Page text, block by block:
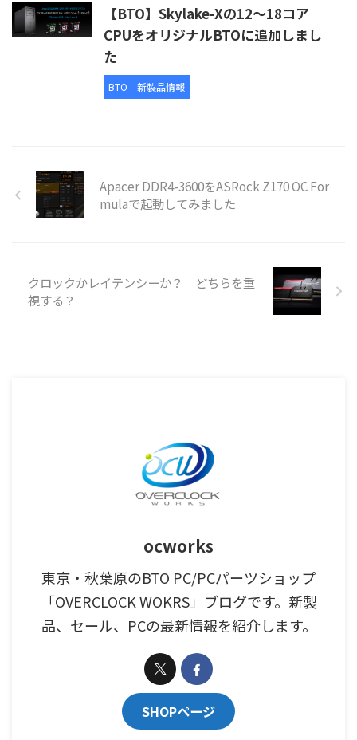
【BTO】Skylake-Xの12～18コア
CPUをオリジナルBTOに追加しまし
た
BTO 新製品情報
Apacer DDR4-3600をASRock Z170 OC For
mulaで起動してみました
クロックかレイテンシーか？ どちらを重
視する？
ocworks
東京・秋葉原のBTO PC/PCパーツショップ
「OVERCLOCK WOKRS」ブログです。新製
品、セール、PCの最新情報を紹介します。
SHOPページ